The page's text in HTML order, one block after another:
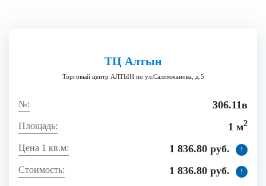
ТЦ Алтын
Торговый центр АЛТЫН по ул.Салимжанова, д.5
306.11в
1 м2
1 836.80 руб. !
1 836.80 руб. !